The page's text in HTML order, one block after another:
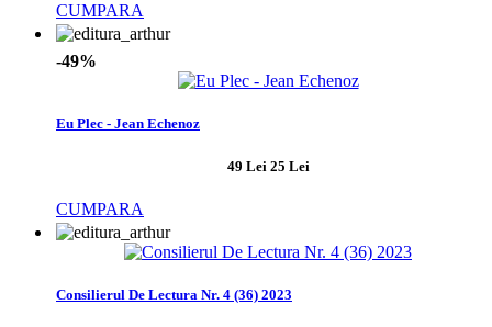
CUMPARA
-49%
Eu Plec - Jean Echenoz
49 Lei 25 Lei
CUMPARA
Consilierul De Lectura Nr. 4 (36) 2023